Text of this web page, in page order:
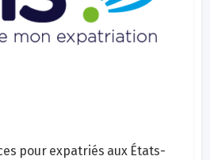
pour expatriés aux États-